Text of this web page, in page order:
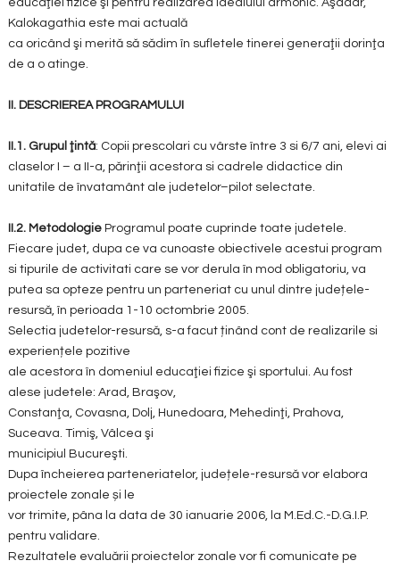
Kalokagathia este mai actuală
ca oricând şi merită să sădim în sufletele tinerei generaţii dorinţa
de a o atinge.
II. DESCRIEREA PROGRAMULUI
II.1. Grupul ţintă: Copii prescolari cu vârste între 3 si 6/7 ani, elevi ai
claselor I – a II-a, părinţii acestora si cadrele didactice din
unitatile de învatamânt ale judetelor–pilot selectate.
II.2. MetodologieProgramul poate cuprinde toate judetele.
Fiecare judet, dupa ce va cunoaste obiectivele acestui program
si tipurile de activitati care se vor derula în mod obligatoriu, va
putea sa opteze pentru un parteneriat cu unul dintre județele-
resursă, în perioada 1-10 octombrie 2005.
Selectia judetelor-resursă, s-a facut ținând cont de realizarile si
experiențele pozitive
ale acestora în domeniul educaţiei fizice şi sportului. Au fost
alese judetele: Arad, Braşov,
Constanţa, Covasna, Dolj, Hunedoara, Mehedinţi, Prahova,
Suceava. Timiş, Vâlcea şi
municipiul Bucureşti.
Dupa încheierea parteneriatelor, județele-resursă vor elabora
proiectele zonale și le
vor trimite, pâna la data de 30 ianuarie 2006, la M.Ed.C.-D.G.I.P.
pentru validare.
Rezultatele evaluării proiectelor zonale vor fi comunicate pe